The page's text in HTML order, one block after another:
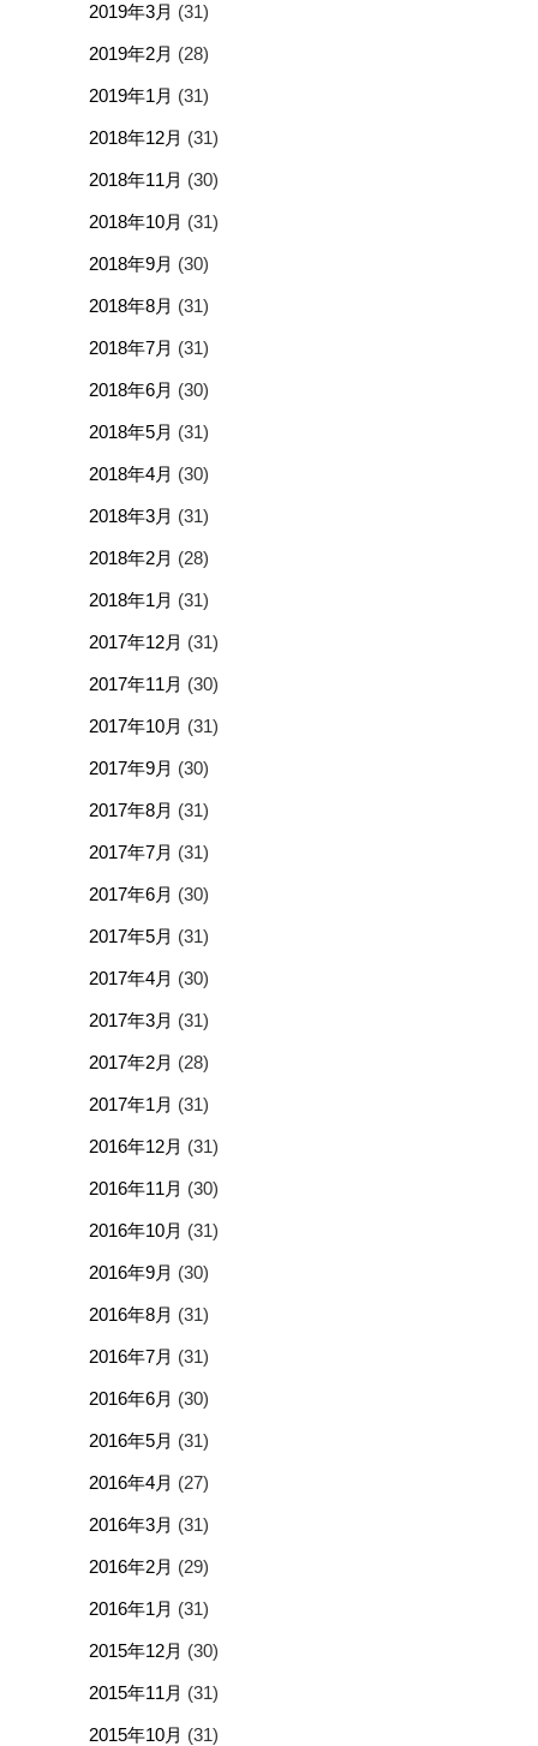
2019年3月 (31)
2019年2月 (28)
2019年1月 (31)
2018年12月 (31)
2018年11月 (30)
2018年10月 (31)
2018年9月 (30)
2018年8月 (31)
2018年7月 (31)
2018年6月 (30)
2018年5月 (31)
2018年4月 (30)
2018年3月 (31)
2018年2月 (28)
2018年1月 (31)
2017年12月 (31)
2017年11月 (30)
2017年10月 (31)
2017年9月 (30)
2017年8月 (31)
2017年7月 (31)
2017年6月 (30)
2017年5月 (31)
2017年4月 (30)
2017年3月 (31)
2017年2月 (28)
2017年1月 (31)
2016年12月 (31)
2016年11月 (30)
2016年10月 (31)
2016年9月 (30)
2016年8月 (31)
2016年7月 (31)
2016年6月 (30)
2016年5月 (31)
2016年4月 (27)
2016年3月 (31)
2016年2月 (29)
2016年1月 (31)
2015年12月 (30)
2015年11月 (31)
2015年10月 (31)